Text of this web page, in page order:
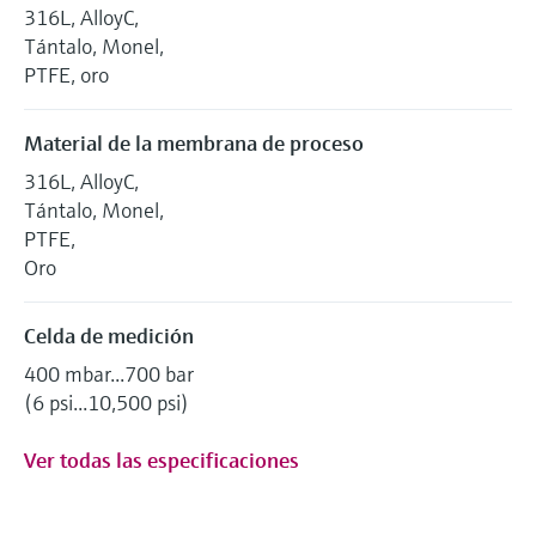
316L, AlloyC,
Tántalo, Monel,
PTFE, oro
Material de la membrana de proceso
316L, AlloyC,
Tántalo, Monel,
PTFE,
Oro
Celda de medición
400 mbar...700 bar
(6 psi...10,500 psi)
Ver todas las especificaciones